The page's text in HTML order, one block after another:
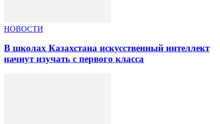
НОВОСТИ
В школах Казахстана искусственный интеллект
начнут изучать с первого класса